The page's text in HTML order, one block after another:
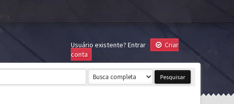
Usuário existente? Entrar
Criar
conta